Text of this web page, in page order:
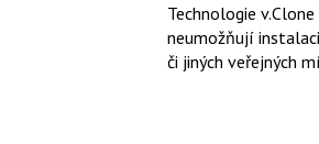
Technologie
neumožňují
či jiných veřejných